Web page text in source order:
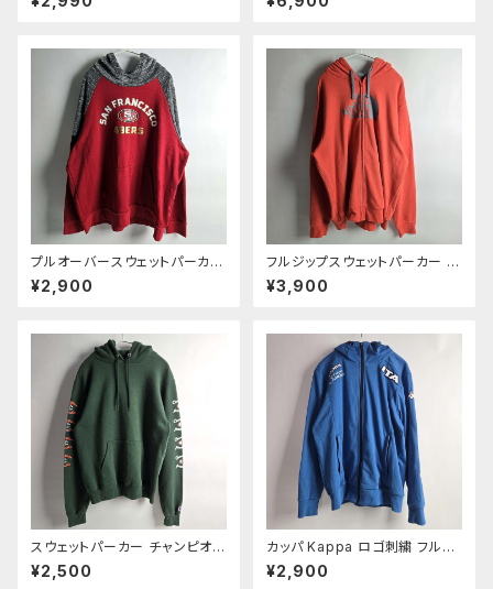
FIELDHOUSEコラボ MONTA
フルジップスウェットパーカー 裏
プルオーバースウェットパーカー
NFL サンフランシスコ49ERS
ロゴプリント ラグランスリーブ
¥2,900
フルジップスウェットパーカー ザ
ノースフェイス THE NORTH F
ACE フーディー ロゴプリント 裏
¥3,900
スウェットパーカー チャンピオン
Champion プルオーバー フー
ディー スリーブ＆フードロゴ入
¥2,500
カッパ Kappa ロゴ刺繍 フルジ
ップスウェットパーカー エルボ
ーパッチ L ブルー m0730-16
¥2,900